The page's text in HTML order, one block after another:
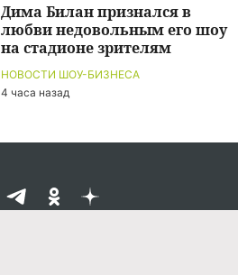
НОВОСТИ ШОУ-БИЗНЕСА
4 часа назад
Дима Билан признался в
любви недовольным его шоу
на стадионе зрителям